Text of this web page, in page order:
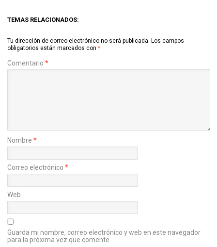
TEMAS RELACIONADOS:
Tu dirección de correo electrónico no será publicada. Los campos
obligatorios están marcados con *
Comentario *
Nombre *
Correo electrónico *
Web
Guarda mi nombre, correo electrónico y web en este navegador
para la próxima vez que comente.